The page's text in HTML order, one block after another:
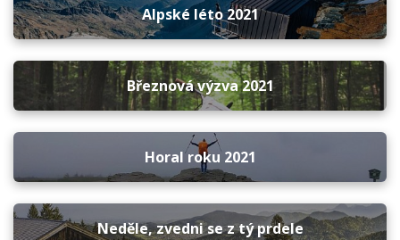
Alpské léto 2021
Březnová výzva 2021
Horal roku 2021
Neděle, zvedni se z tý prdele